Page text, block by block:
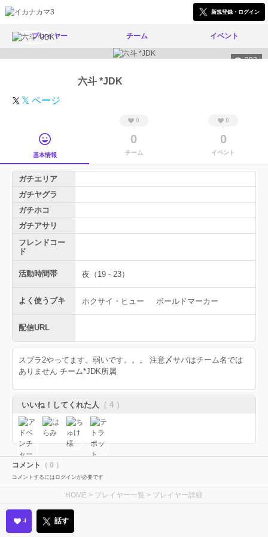
新規登録・ログイン
プレイヤー チーム イベント
393
六斗 *JDK
𝕏 ページ
基本情報
0
0
チーム
0
0
イベント
ガチエリア
ガチヤグラ
ガチホコ
ガチアサリ
フレンドコー
ド
活動時間帯 夜（19 - 23）
よく使うブキ ホクサイ・ヒュー ボールドマーカー
配信URL
スプラ2やってます。弱いです。。。 注意〆サバはチーム名では
ありません チーム*JDK所属
いいね！してくれた人 （ 4 ）
コメント （ 0 ）
コメントするにはログインが必要です
HOME > プレイヤー一覧 > プレイヤー詳細
4 話す